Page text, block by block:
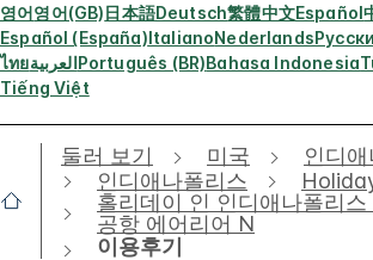
영어영어(GB)日本語Deutsch繁體中文Español
Español (España)ItalianoNederlands
ไทยالعربيةPortuguês (BR)Bahasa Indonesia
Tiếng Việt
둘러 보기 미국
인디
인디애나폴리스
홀리데이 인 인디애나폴리스
공항 에어리어 N
이용후기